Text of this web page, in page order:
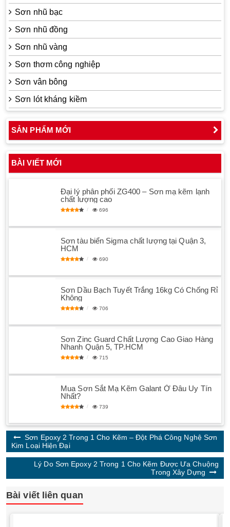
Sơn nhũ bạc
Sơn nhũ đồng
Sơn nhũ vàng
Sơn thơm công nghiệp
Sơn vân bông
Sơn lót kháng kiềm
SẢN PHẨM MỚI
BÀI VIẾT MỚI
Đại lý phân phối ZG400 – Sơn mạ kẽm lạnh
chất lượng cao
696
Sơn tàu biển Sigma chất lượng tại Quận 3,
HCM
690
Sơn Dầu Bạch Tuyết Trắng 16kg Có Chống Rỉ
Không
706
Sơn Zinc Guard Chất Lượng Cao Giao Hàng
Nhanh Quận 5, TP.HCM
715
Mua Sơn Sắt Mạ Kẽm Galant Ở Đâu Uy Tín
Nhất?
739
Sơn Epoxy 2 Trong 1 Cho Kẽm – Đột Phá Công Nghệ Sơn
Kim Loại Hiện Đại
Lý Do Sơn Epoxy 2 Trong 1 Cho Kẽm Được Ưa Chuộng
Trong Xây Dựng
Bài viết liên quan